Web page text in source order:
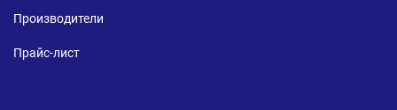
Производители
Прайс-лист